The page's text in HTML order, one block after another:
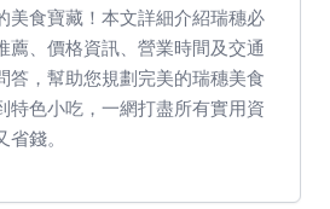
美食寶藏！本文詳細介紹瑞穗必
薦、價格資訊、營業時間及交通
答，幫助您規劃完美的瑞穗美食
特色小吃，一網打盡所有實用資
錢。